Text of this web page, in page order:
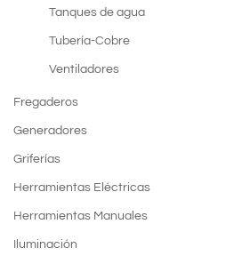
Tanques de agua
Tubería-Cobre
Ventiladores
Fregaderos
Generadores
Griferías
Herramientas Eléctricas
Herramientas Manuales
Iluminación